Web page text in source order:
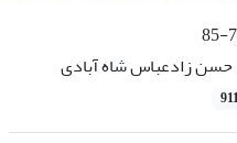
حسن زادعباس شاه آبادی